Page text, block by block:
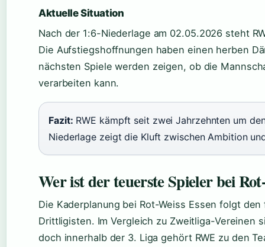
Aktuelle Situation
Nach der 1:6-Niederlage am 02.05.2026 steht
Die Aufstiegshoffnungen haben einen herben
nächsten Spiele werden zeigen, ob die
verarbeiten kann.
Fazit: RWE kämpft seit zwei Jahrzehnten um
Niederlage zeigt die Kluft zwischen Ambition
Wer ist der teuerste Spieler bei
Die Kaderplanung bei Rot-Weiss Essen folgt
Drittligisten. Im Vergleich zu Zweitliga-Vereinen
doch innerhalb der 3. Liga gehört RWE zu den